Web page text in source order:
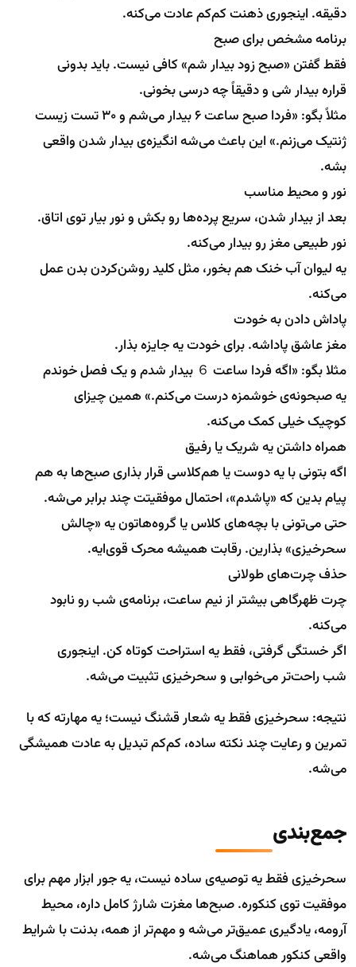
دقیقه. اینجوری ذهنت کم‌کم عادت می‌کنه.
برنامه مشخص برای صبح
فقط گفتن «صبح زود بیدار شم» کافی نیست. باید بدونی
قراره بیدار شی و دقیقاً چه درسی بخونی.
مثلاً بگو: «فردا صبح ساعت ۶ بیدار می‌شم و ۳۰ تست زیست
ژنتیک می‌زنم.» این باعث می‌شه انگیزه‌ی بیدار شدن واقعی
بشه.
نور و محیط مناسب
بعد از بیدار شدن، سریع پرده‌ها رو بکش و نور بیار توی اتاق.
نور طبیعی مغز رو بیدار می‌کنه.
یه لیوان آب خنک هم بخور، مثل کلید روشن‌کردن بدن عمل
می‌کنه.
پاداش دادن به خودت
مغز عاشق پاداشه. برای خودت یه جایزه بذار.
مثلا بگو: «اگه فردا ساعت ６ بیدار شدم و یک فصل خوندم
یه صبحونه‌ی خوشمزه درست می‌کنم.» همین چیزای
کوچیک خیلی کمک می‌کنه.
همراه داشتن یه شریک یا رفیق
اگه بتونی با یه دوست یا هم‌کلاسی قرار بذاری صبح‌ها به هم
پیام بدین که «پاشدم»، احتمال موفقیتت چند برابر می‌شه.
حتی می‌تونی با بچه‌های کلاس یا گروه‌هاتون یه «چالش
سحرخیزی» بذارین. رقابت همیشه محرک قوی‌ایه.
حذف چرت‌های طولانی
چرت ظهرگاهی بیشتر از نیم ساعت، برنامه‌ی شب رو نابود
می‌کنه.
اگر خستگی گرفتی، فقط یه استراحت کوتاه کن. اینجوری
شب راحت‌تر می‌خوابی و سحرخیزی تثبیت می‌شه.
نتیجه: سحرخیزی فقط یه شعار قشنگ نیست؛ یه مهارته که با
تمرین و رعایت چند نکته ساده، کم‌کم تبدیل به عادت همیشگی
می‌شه.
جمع‌بندی
سحرخیزی فقط یه توصیه‌ی ساده نیست، یه جور ابزار مهم برای
موفقیت توی کنکوره. صبح‌ها مغزت شارژ کامل داره، محیط
آرومه، یادگیری عمیق‌تر می‌شه و مهم‌تر از همه، بدنت با شرایط
واقعی کنکور هماهنگ می‌شه.